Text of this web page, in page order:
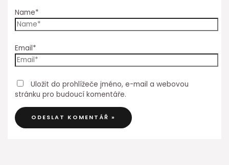
Name*
Email*
Uložit do prohlížeče jméno, e-mail a webovou
stránku pro budoucí komentáře.